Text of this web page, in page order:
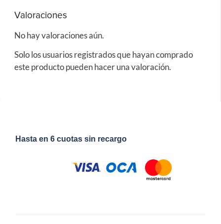
Valoraciones
No hay valoraciones aún.
Solo los usuarios registrados que hayan comprado
este producto pueden hacer una valoración.
Hasta en 6 cuotas sin recargo